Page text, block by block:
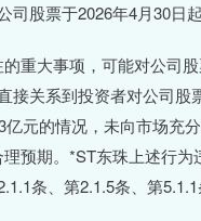
股票于2026年4月30日
大事项，可能对公司
接关系到投资者对公司
元的情况，未向市场充
预期。*ST东珠上述行
条、第2.1.5条、第5.1.1